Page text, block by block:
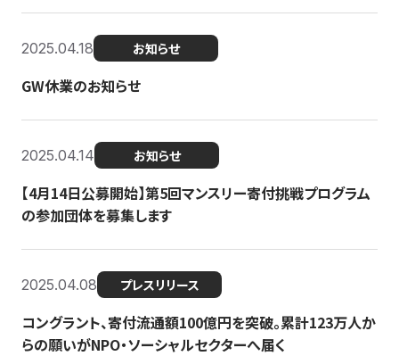
2025.04.18 お知らせ
GW休業のお知らせ
2025.04.14 お知らせ
【4月14日公募開始】第5回マンスリー寄付挑戦プログラム
の参加団体を募集します
2025.04.08 プレスリリース
コングラント、寄付流通額100億円を突破。累計123万人か
らの願いがNPO・ソーシャルセクターへ届く